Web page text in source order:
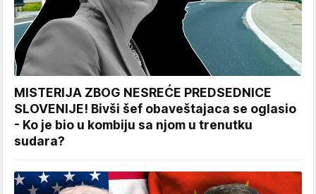
MISTERIJA ZBOG NESREĆE PREDSEDNICE
SLOVENIJE! Bivši šef obaveštajaca se oglasio
- Ko je bio u kombiju sa njom u trenutku
sudara?